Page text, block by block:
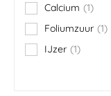
Calcium
1
item
Foliumzuur 1
item
IJzer 1
item